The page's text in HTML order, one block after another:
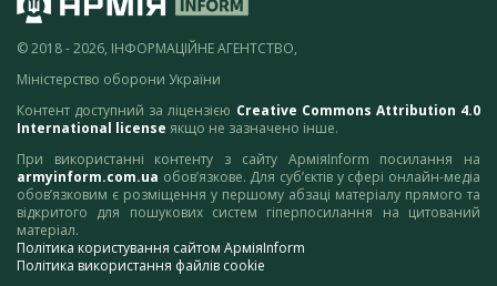
© 2018 - 2026, ІНФОРМАЦІЙНЕ АГЕНТСТВО,
Міністерство оборони України
Контент доступний за ліцензією Creative Commons Attribution 4.0
International license якщо не зазначено інше.
При використанні контенту з сайту АрміяInform посилання на
armyinform.com.ua обов’язкове. Для суб’єктів у сфері онлайн-медіа
обов’язковим є розміщення у першому абзаці матеріалу прямого та
відкритого для пошукових систем гіперпосилання на цитований
матеріал.
Політика користування сайтом АрміяInform
Політика використання файлів cookie